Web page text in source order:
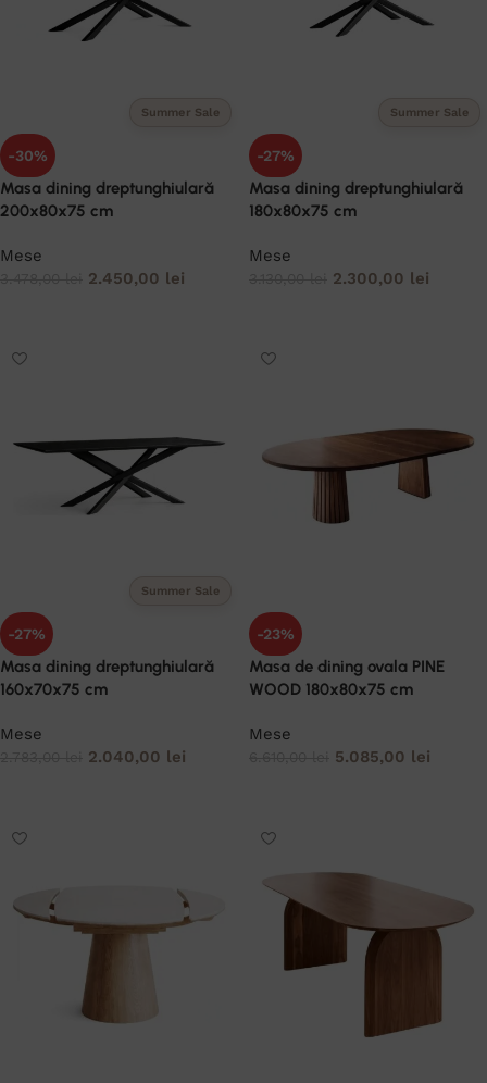
Summer Sale
-30%
Masa dining dreptunghiulară
200x80x75 cm
Mese
2.450,00 lei
Summer Sale
-27%
Masa dining dreptunghiulară
180x80x75 cm
Mese
2.300,00 lei
Summer Sale
-27%
Masa dining dreptunghiulară
160x70x75 cm
Mese
2.040,00 lei
-23%
Masa de dining ovala PINE
WOOD 180x80x75 cm
Mese
5.085,00 lei